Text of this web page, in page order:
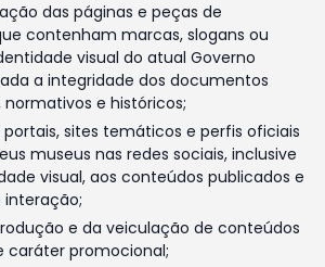
das páginas e peças de
contenham marcas, slogans ou
visual do atual Governo
a integridade dos documentos
e históricos;
sites temáticos e perfis oficiais
museus nas redes sociais, inclusive
visual, aos conteúdos publicados e
interação;
e da veiculação de conteúdos
caráter promocional;